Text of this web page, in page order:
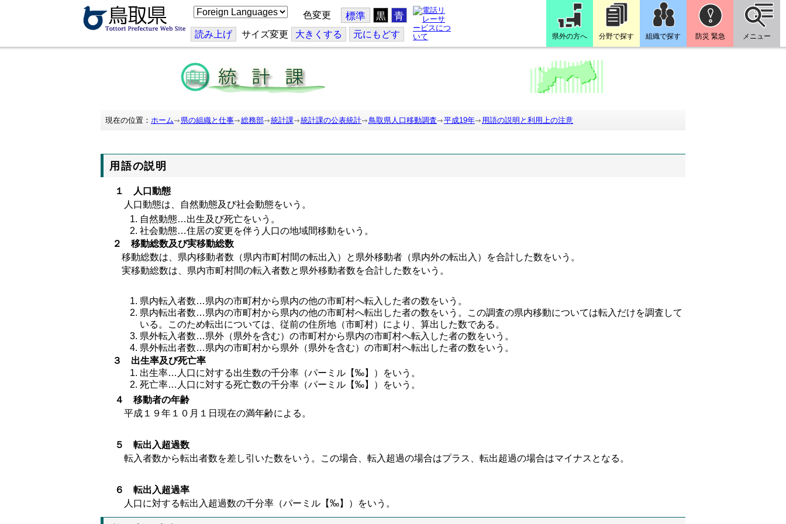
こ
の
ジ
を
訳
す
る
色変更 標準 黒 青
読み上げ サイズ変更 大きくする 元にもどす 県外の方へ 分野で探す 組織で探す 防災 緊急 メニュー
現在の位置： ホーム 県の組織と仕事 総務部 統計課 統計課の公表統計 鳥取県人口移動調査 平成19年 用語の説明と利用上の注意
用語の説明
１ 人口動態
人口動態は、自然動態及び社会動態をいう。
自然動態…出生及び死亡をいう。
社会動態…住居の変更を伴う人口の地域間移動をいう。
２ 移動総数及び実移動総数
移動総数は、県内移動者数（県内市町村間の転出入）と県外移動者（県内外の転出入）を合計した数をいう。
実移動総数は、県内市町村間の転入者数と県外移動者数を合計した数をいう。
県内転入者数…県内の市町村から県内の他の市町村へ転入した者の数をいう。
県内転出者数…県内の市町村から県内の他の市町村へ転出した者の数をいう。この調査の県内移動については転入だけを調査して
いる。このため転出については、従前の住所地（市町村）により、算出した数である。
県外転入者数…県外（県外を含む）の市町村から県内の市町村へ転入した者の数をいう。
県外転出者数…県内の市町村から県外（県外を含む）の市町村へ転出した者の数をいう。
３ 出生率及び死亡率
出生率…人口に対する出生数の千分率（パーミル【‰】）をいう。
死亡率…人口に対する死亡数の千分率（パーミル【‰】）をいう。
４ 移動者の年齢
平成１９年１０月１日現在の満年齢による。
５ 転出入超過数
転入者数から転出者数を差し引いた数をいう。この場合、転入超過の場合はプラス、転出超過の場合はマイナスとなる。
６ 転出入超過率
人口に対する転出入超過数の千分率（パーミル【‰】）をいう。